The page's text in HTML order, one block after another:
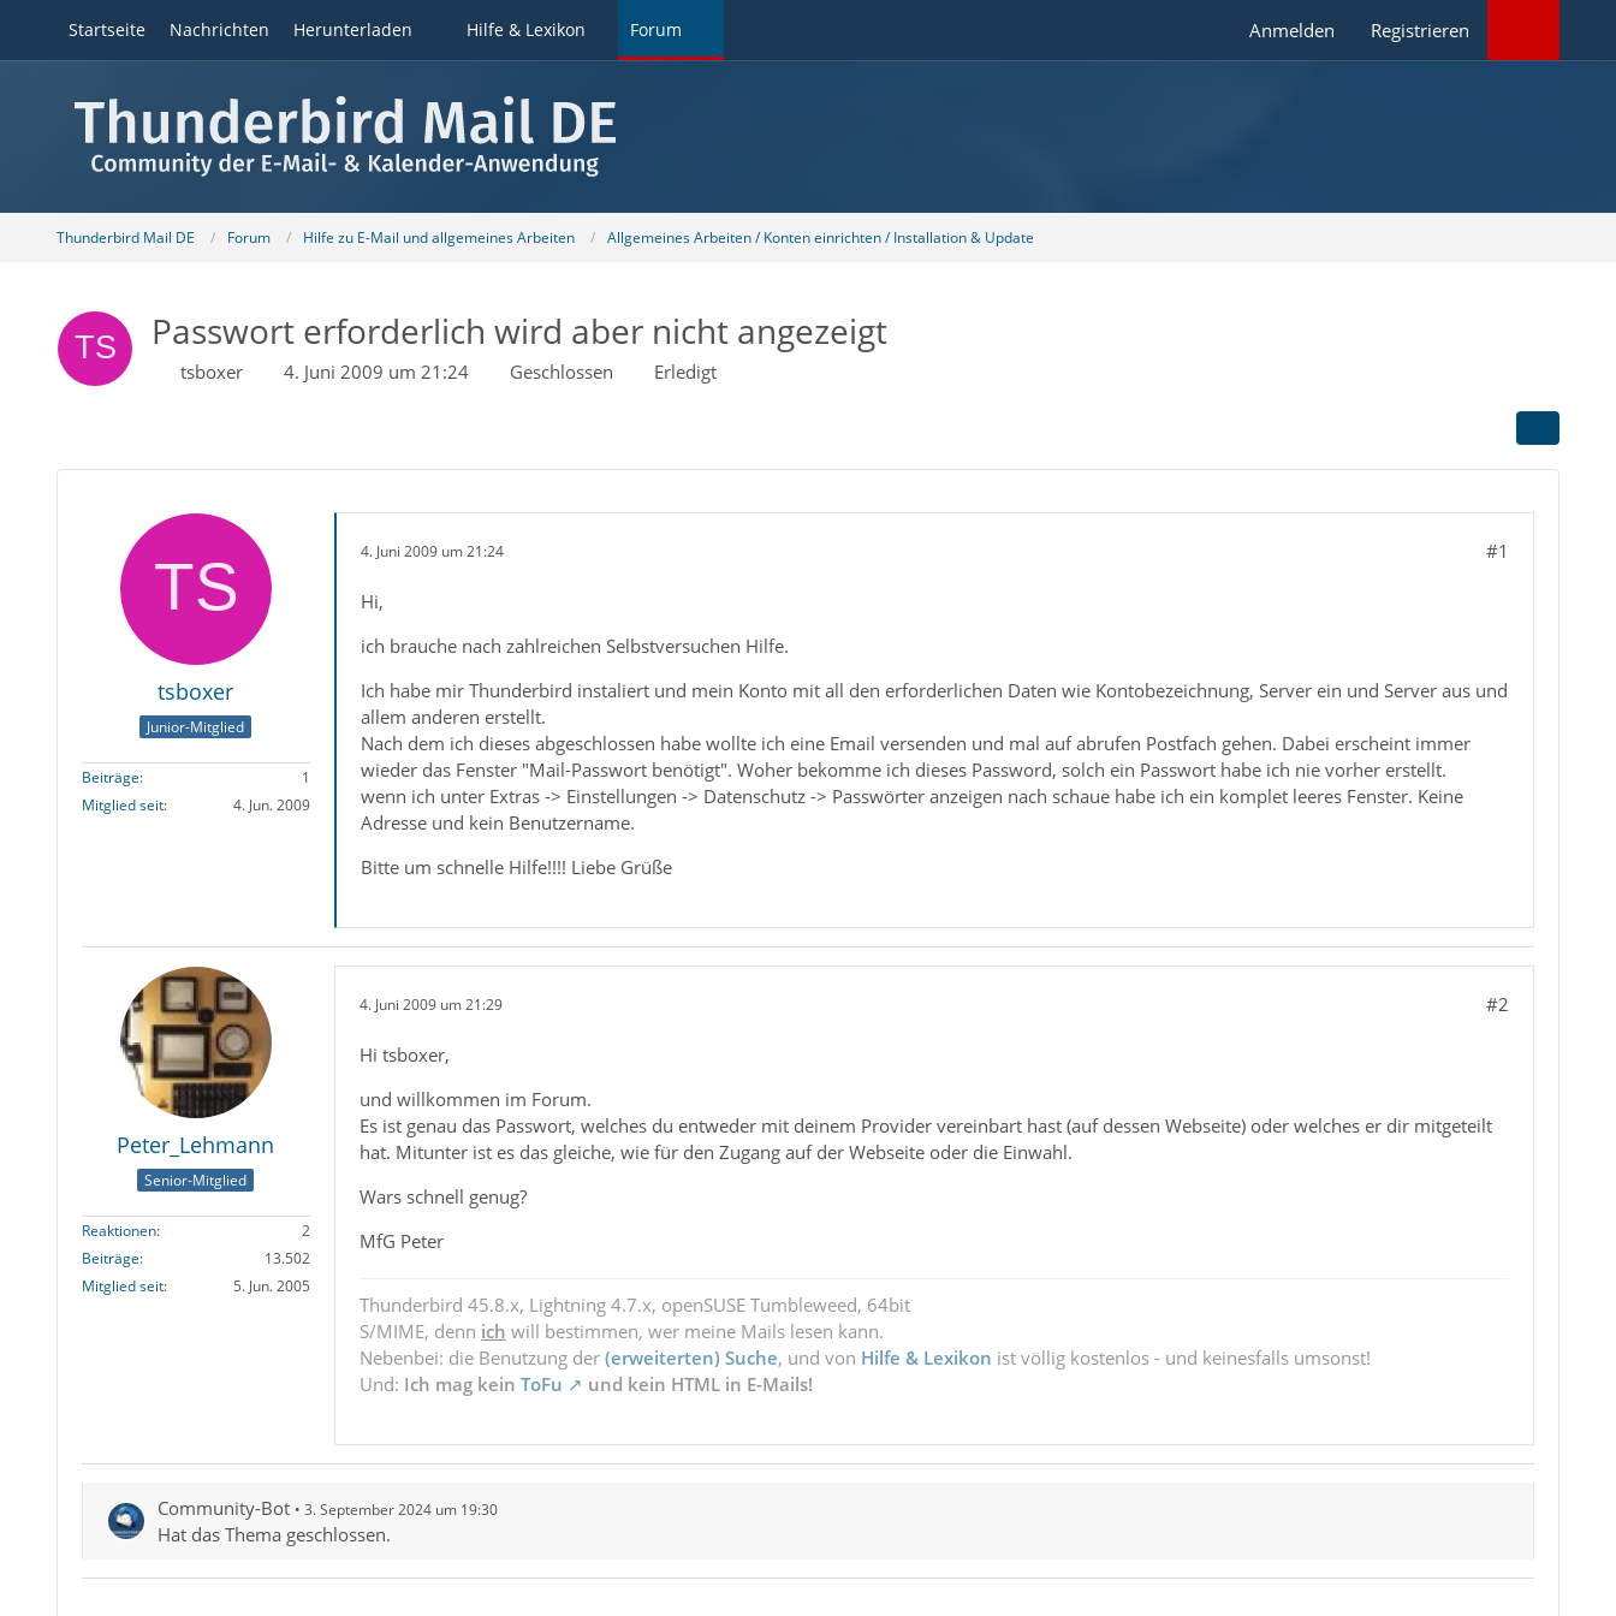
Startseite Nachrichten Herunterladen Hilfe & Lexikon Forum Anmelden Registrieren
Thunderbird Mail DE Forum Hilfe zu E-Mail und allgemeines Arbeiten Allgemeines Arbeiten / Konten einrichten / Installation & Update
Passwort erforderlich wird aber nicht angezeigt
tsboxer 4. Juni 2009 um 21:24 Geschlossen Erledigt
tsboxer
Junior-Mitglied
Beiträge
1
Mitglied seit
4. Jun. 2009
4. Juni 2009 um 21:24 #1
Hi,
ich brauche nach zahlreichen Selbstversuchen Hilfe.
Ich habe mir Thunderbird instaliert und mein Konto mit all den erforderlichen Daten wie Kontobezeichnung, Server ein und Server aus und
allem anderen erstellt.
Nach dem ich dieses abgeschlossen habe wollte ich eine Email versenden und mal auf abrufen Postfach gehen. Dabei erscheint immer
wieder das Fenster "Mail-Passwort benötigt". Woher bekomme ich dieses Password, solch ein Passwort habe ich nie vorher erstellt.
wenn ich unter Extras -> Einstellungen -> Datenschutz -> Passwörter anzeigen nach schaue habe ich ein komplet leeres Fenster. Keine
Adresse und kein Benutzername.
Bitte um schnelle Hilfe!!!! Liebe Grüße
Peter_Lehmann
Senior-Mitglied
Reaktionen
2
Beiträge
13.502
Mitglied seit
5. Jun. 2005
4. Juni 2009 um 21:29 #2
Hi tsboxer,
und willkommen im Forum.
Es ist genau das Passwort, welches du entweder mit deinem Provider vereinbart hast (auf dessen Webseite) oder welches er dir mitgeteilt
hat. Mitunter ist es das gleiche, wie für den Zugang auf der Webseite oder die Einwahl.
Wars schnell genug?
MfG Peter
Thunderbird 45.8.x, Lightning 4.7.x, openSUSE Tumbleweed, 64bit
S/MIME, denn ich will bestimmen, wer meine Mails lesen kann.
Nebenbei: die Benutzung der (erweiterten) Suche, und von Hilfe & Lexikon ist völlig kostenlos - und keinesfalls umsonst!
Und: Ich mag kein ToFu und kein HTML in E-Mails!
Community-Bot 3. September 2024 um 19:30
Hat das Thema geschlossen.